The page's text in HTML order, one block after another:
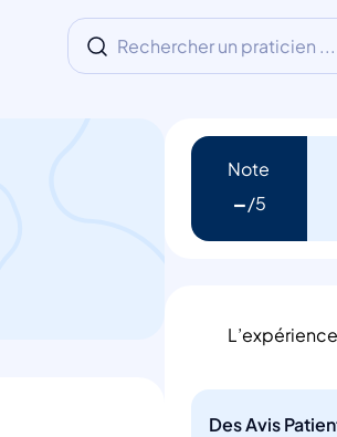
Rechercher un praticien ...
Note
-
L’expérience
Des Avis